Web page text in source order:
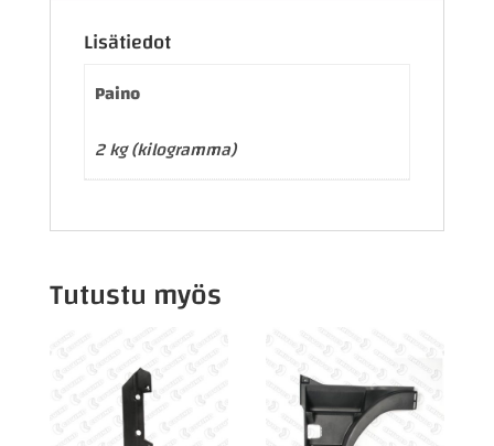
Lisätiedot
Paino
2 kg (kilogramma)
Tutustu myös